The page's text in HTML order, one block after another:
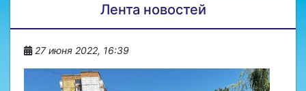
Лента новостей
27 июня 2022, 16:39